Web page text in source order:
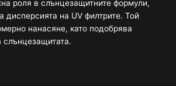
роля в слънцезащитните формули,
дисперсията на UV филтрите. Той
нанасяне, като подобрява
слънцезащитата.